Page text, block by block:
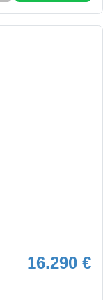
16.290 €